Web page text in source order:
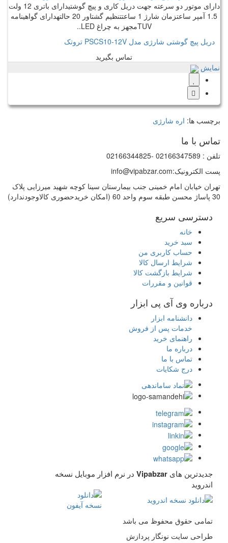
دارای موتور دو سرعته جهت دریل کاری و پیچ گوشتیدارای باتری 12 ولت
1.5 آمپر ساعتزمان شارژ 1 ساعتتنظیم گشتاور 20 حالتهدارای گواهینامه
TUVمجهز به چراغ LED..
دریل پیچ گوشتی شارژی مدل PSCS10-12V تروتک
تماس بگیرید
نمایش
برچسب ها:اره شارژی
تماس با ما
تلفن : 02166347589 -02166344825
پست الکترونیک:info@vipabzar.com
تهران خیابان امام خمینی جنب بیمارستان سینا کوچه شهید میرزایی پلاک
30 پاساژ محسن طبقه سوم واحد 60 (امکان خریدحضوری کالاوجودندارد)
دسترسی سریع
خانه
سبد خرید
حساب کاربری من
شرایط ارسال کالا
شرایط بازگشت کالا
قوانین و مقررات
درباره وی آی پی ابزار
دانشنامه ابزار
خدمات پس از فروش
راهنمای خرید
درباره ما
تماس با ما
درج شکایات
جدیدترین هایVipabzarدر نرم افزار موبایل نسخه
اندروید
تمامی حقوق محفوظ می باشد
طراحی سایت نونگار پردازش